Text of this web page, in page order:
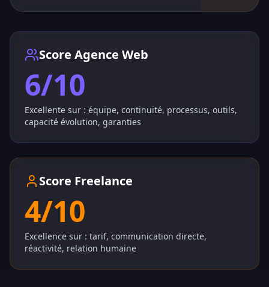
Score Agence Web
6/10
Excellente sur : équipe, continuité, processus, outils,
capacité évolution, garanties
Score Freelance
4/10
Excellence sur : tarif, communication directe,
réactivité, relation humaine